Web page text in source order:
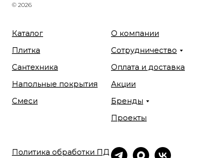
© 2026
Каталог
Плитка
Сантехника
Напольные покрытия
Смеси
О компании
Сотрудничество
Оплата и доставка
Акции
Бренды
Проекты
Политика обработки ПД